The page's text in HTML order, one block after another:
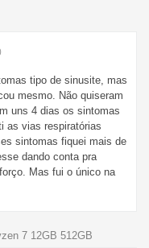
tipo de sinusite, mas
mesmo. Não quiseram
uns 4 dias os sintomas
as vias respiratórias
sintomas fiquei mais de
dando conta pra
Mas fui o único na
7 12GB 512GB